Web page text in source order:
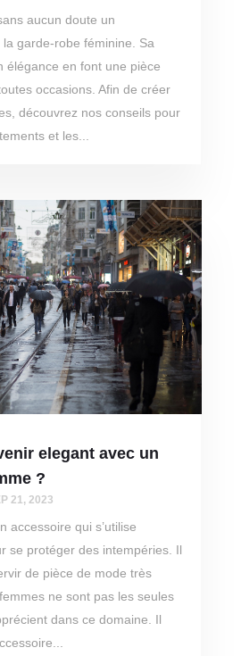
aucun doute un
garde-robe féminine. Sa
élégance en font une pièce
occasions. Afin de créer
découvrez nos conseils pour
et les...
elegant avec un
?
21, 2023
accessoire qui s’utilise
se protéger des intempéries. Il
de pièce de mode très
ne sont pas les seules
dans ce domaine. Il